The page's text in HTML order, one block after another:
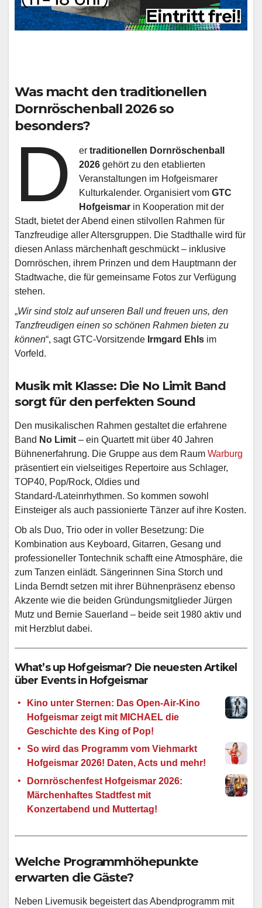
Was macht den traditionellen
Dornröschenball 2026 so
besonders?
D ertraditionellen Dornröschenball
2026 gehört zu den etablierten
Veranstaltungen im Hofgeismarer
Kulturkalender. Organisiert vomGTC
Hofgeismar in Kooperation mit der
Stadt, bietet der Abend einen stilvollen Rahmen für
Tanzfreudige aller Altersgruppen. Die Stadthalle wird für
diesen Anlass märchenhaft geschmückt – inklusive
Dornröschen, ihrem Prinzen und dem Hauptmann der
Stadtwache, die für gemeinsame Fotos zur Verfügung
stehen.
„Wir sind stolz auf unseren Ball und freuen uns, den
Tanzfreudigen einen so schönen Rahmen bieten zu
können“, sagt GTC-Vorsitzende Irmgard Ehls im
Vorfeld.
Musik mit Klasse: Die No Limit Band
sorgt für den perfekten Sound
Den musikalischen Rahmen gestaltet die erfahrene
Band No Limit – ein Quartett mit über 40 Jahren
Bühnenerfahrung. Die Gruppe aus dem Raum Warburg
präsentiert ein vielseitiges Repertoire aus Schlager,
TOP40, Pop/Rock, Oldies und
Standard-/Lateinrhythmen. So kommen sowohl
Einsteiger als auch passionierte Tänzer auf ihre Kosten.
Ob als Duo, Trio oder in voller Besetzung: Die
Kombination aus Keyboard, Gitarren, Gesang und
professioneller Tontechnik schafft eine Atmosphäre, die
zum Tanzen einlädt. Sängerinnen Sina Storch und
Linda Berndt setzen mit ihrer Bühnenpräsenz ebenso
Akzente wie die beiden Gründungsmitglieder Jürgen
Mutz und Bernie Sauerland – beide seit 1980 aktiv und
mit Herzblut dabei.
What’s up Hofgeismar? Die neuesten Artikel
über Events in Hofgeismar
Kino unter Sternen: Das Open-Air-Kino
Hofgeismar zeigt mit MICHAEL die
Geschichte des King of Pop!
So wird das Programm vom Viehmarkt
Hofgeismar 2026! Daten, Acts und mehr!
Dornröschenfest Hofgeismar 2026:
Märchenhaftes Stadtfest mit
Konzertabend und Muttertag!
Welche Programmhöhepunkte
erwarten die Gäste?
Neben Livemusik begeistert das Abendprogramm mit